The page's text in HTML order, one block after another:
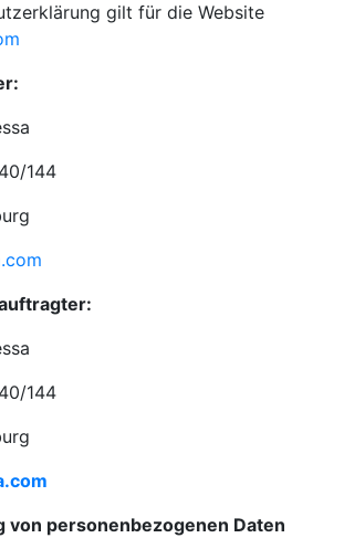
gilt für die Website
144
144
von personenbezogenen Daten